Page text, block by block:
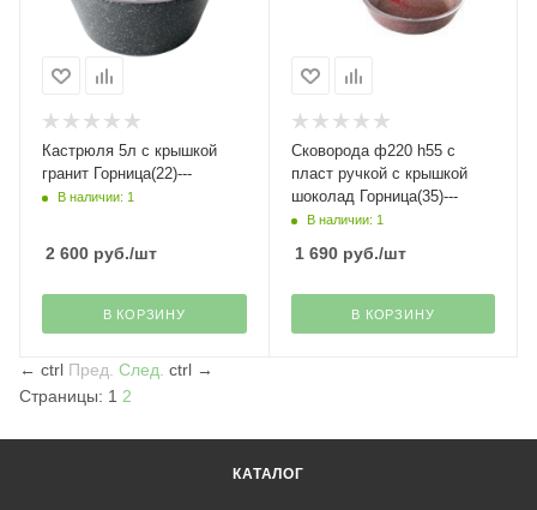
Кастрюля 5л с крышкой
гранит Горница(22)---
В наличии: 1
2 600 руб./шт
В КОРЗИНУ
Сковорода ф220 h55 с
пласт ручкой с крышкой
шоколад Горница(35)---
В наличии: 1
1 690руб./шт
В КОРЗИНУ
← ctrl Пред. След. ctrl →
Страницы: 1 2
КАТАЛОГ